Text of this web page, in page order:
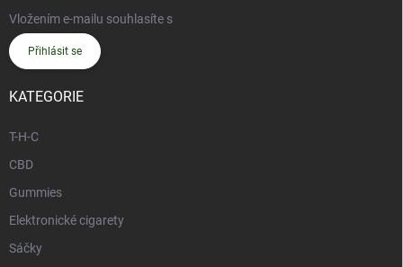
Vložením e-mailu souhlasíte s
Přihlásit se
KATEGORIE
T-H-C
CBD
Gummies
Elektronické cigarety
Sáčky